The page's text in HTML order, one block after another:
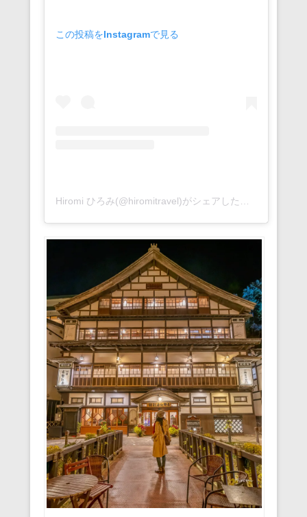
この投稿をInstagramで見る